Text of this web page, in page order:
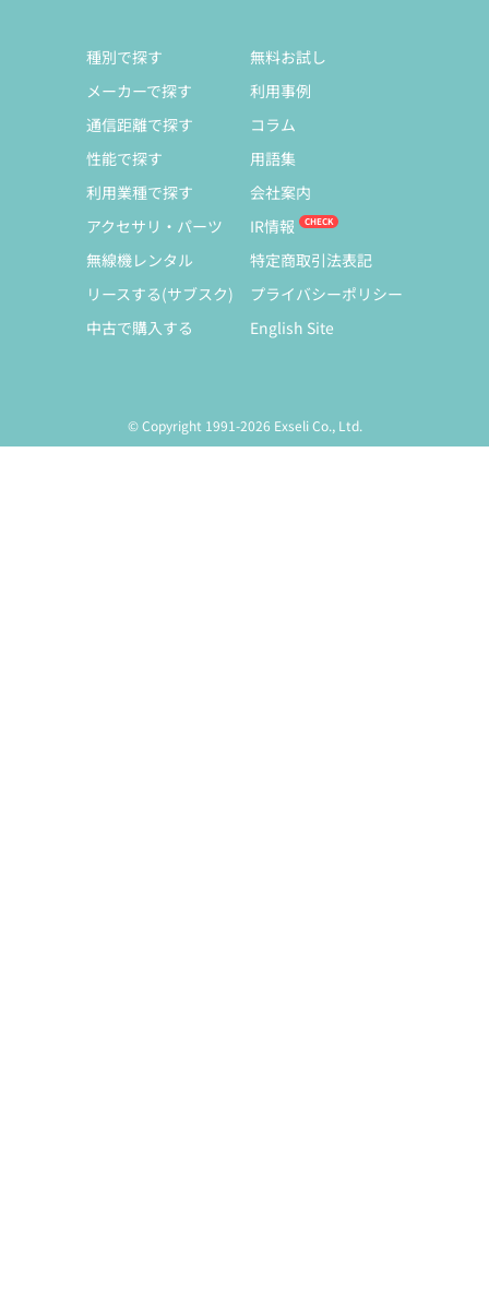
種別で探す
メーカーで探す
通信距離で探す
性能で探す
利用業種で探す
アクセサリ・パーツ
無線機レンタル
リースする(サブスク)
中古で購入する
無料お試し
利用事例
コラム
用語集
会社案内
IR情報
特定商取引法表記
プライバシーポリシー
English Site
© Copyright 1991-2026 Exseli Co., Ltd.